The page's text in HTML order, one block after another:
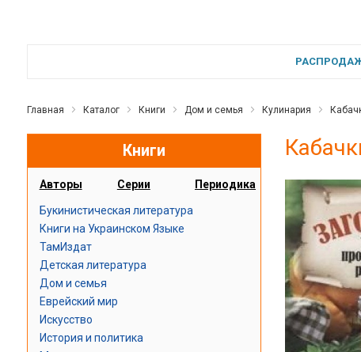
Главная Каталог Книги Дом и семья Кулинария
Книги
Авторы Серии Периодика
Букинистическая литература
Книги на Украинском Языке
ТамИздат
Детская литература
Дом и семья
Еврейский мир
Искусство
История и политика